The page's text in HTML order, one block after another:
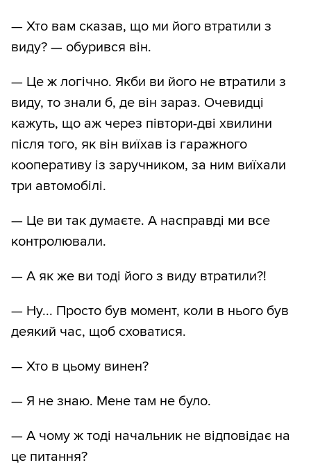
— Хто вам сказав, що ми його втратили з
виду? — обурився він.
— Це ж логічно. Якби ви його не втратили з
виду, то знали б, де він зараз. Очевидці
кажуть, що аж через півтори-дві хвилини
після того, як він виїхав із гаражного
кооперативу із заручником, за ним виїхали
три автомобілі.
— Це ви так думаєте. А насправді ми все
контролювали.
— А як же ви тоді його з виду втратили?!
— Ну... Просто був момент, коли в нього був
деякий час, щоб сховатися.
— Хто в цьому винен?
— Я не знаю. Мене там не було.
— А чому ж тоді начальник не відповідає на
це питання?